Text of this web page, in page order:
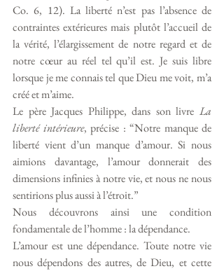
Co. 6, 12). La liberté n’est pas l’absence de
contraintes extérieures mais plutôt l’accueil de
la vérité, l’élargissement de notre regard et de
notre cœur au réel tel qu’il est. Je suis libre
lorsque je me connais tel que Dieu me voit, m’a
créé et m’aime.
Le père Jacques Philippe, dans son livre La
liberté intérieure, précise : “Notre manque de
liberté vient d’un manque d’amour. Si nous
aimions davantage, l’amour donnerait des
dimensions infinies à notre vie, et nous ne nous
sentirions plus aussi à l’étroit.”
Nous découvrons ainsi une condition
fondamentale de l’homme : la dépendance.
L’amour est une dépendance. Toute notre vie
nous dépendons des autres, de Dieu, et cette